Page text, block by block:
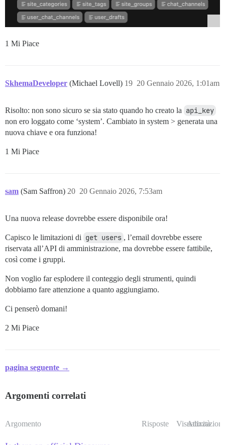
1 Mi Piace
SkhemaDeveloper (Michael Lovell) 20 Gennaio 2026, 1:01am
19
Risolto: non sono sicuro se sia stato quando ho creato la api_key
non ero loggato come ‘system’. Cambiato in system > generata una
nuova chiave e ora funziona!
1 Mi Piace
sam (Sam Saffron) 20 Gennaio 2026, 7:53am
20
Una nuova release dovrebbe essere disponibile ora!
Capisco le limitazioni di get users , l’email dovrebbe essere
riservata all’API di amministrazione, ma dovrebbe essere fattibile,
così come i gruppi.
Non voglio far esplodere il conteggio degli strumenti, quindi
dobbiamo fare attenzione a quanto aggiungiamo.
Ci penserò domani!
2 Mi Piace
pagina seguente →
Argomenti correlati
Argomento Risposte Visualizzazioni
Attività